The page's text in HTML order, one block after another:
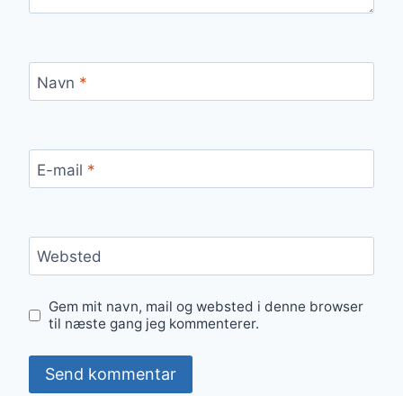
Navn *
E-mail *
Websted
Gem mit navn, mail og websted i denne browser
til næste gang jeg kommenterer.